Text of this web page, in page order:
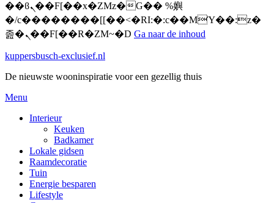
��ϐܢ��F[��x�ZMz�G�� %嬩
�/c��������[[��<�RI:�:c��MΎ��:z�
졾�ܢ��F[��R�ZM~�D Ga naar de inhoud
kuppersbusch-exclusief.nl
De nieuwste wooninspiratie voor een gezellig thuis
Menu
Interieur
Keuken
Badkamer
Lokale gidsen
Raamdecoratie
Tuin
Energie besparen
Lifestyle